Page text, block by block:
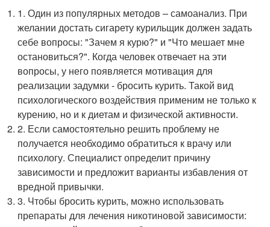
1. Один из популярных методов – самоанализ. При
желании достать сигарету курильщик должен задать
себе вопросы: "Зачем я курю?" и "Что мешает мне
остановиться?". Когда человек отвечает на эти
вопросы, у него появляется мотивация для
реализации задумки - бросить курить. Такой вид
психологического воздействия применим не только к
курению, но и к диетам и физической активности.
2. Если самостоятельно решить проблему не
получается необходимо обратиться к врачу или
психологу. Специалист определит причину
зависимости и предложит варианты избавления от
вредной привычки.
3. Чтобы бросить курить, можно использовать
препараты для лечения никотиновой зависимости: